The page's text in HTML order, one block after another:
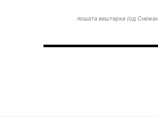
лошата вештерка (од